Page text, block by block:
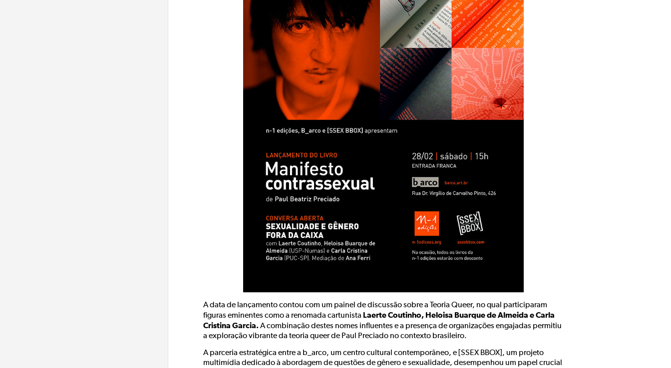
A data de lançamento contou com um painel de discussão sobre a Teoria Queer, no qual participaram
figuras eminentes como a renomada cartunista Laerte Coutinho, Heloisa Buarque de Almeida e Carla
Cristina Garcia. A combinação destes nomes influentes e a presença de organizações engajadas permitiu
a exploração vibrante da teoria queer de Paul Preciado no contexto brasileiro.
A parceria estratégica entre a b_arco, um centro cultural contemporâneo, e [SSEX BBOX], um projeto
multimídia dedicado à abordagem de questões de gênero e sexualidade, desempenhou um papel crucial